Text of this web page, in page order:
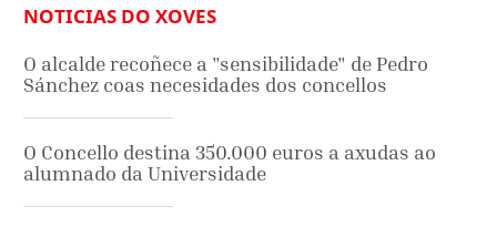
NOTICIAS DO XOVES
O alcalde recoñece a "sensibilidade" de Pedro
Sánchez coas necesidades dos concellos
O Concello destina 350.000 euros a axudas ao
alumnado da Universidade